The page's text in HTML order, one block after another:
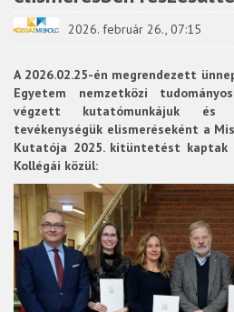
2026. február 26., 07:15
A 2026.02.25-én megrendezett
Egyetem nemzetközi
végzett kutatómunkájuk és
tevékenységük elismeréseként a
Kutatója 2025. kitüntetést kaptak
Kollégái közül: